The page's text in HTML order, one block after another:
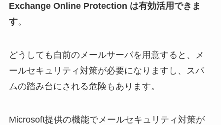
Exchange Online Protection は有効活用できま
す。
どうしても自前のメールサーバを用意すると、メ
ールセキュリティ対策が必要になりますし、スパ
ムの踏み台にされる危険もあります。
Microsoft提供の機能でメールセキュリティ対策が